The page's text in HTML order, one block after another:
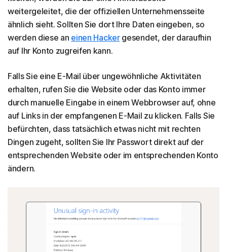
weitergeleitet, die der offiziellen Unternehmensseite
ähnlich sieht. Sollten Sie dort Ihre Daten eingeben, so
werden diese an einen Hackergesendet, der daraufhin
auf Ihr Konto zugreifen kann.
Falls Sie eine E-Mail über ungewöhnliche Aktivitäten
erhalten, rufen Sie die Website oder das Konto immer
durch manuelle Eingabe in einem Webbrowser auf, ohne
auf Links in der empfangenen E-Mail zu klicken. Falls Sie
befürchten, dass tatsächlich etwas nicht mit rechten
Dingen zugeht, sollten Sie Ihr Passwort direkt auf der
entsprechenden Website oder im entsprechenden Konto
ändern.